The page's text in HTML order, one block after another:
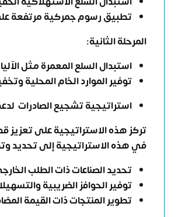
تطبيق رسوم جمركية مرتفعة
المرحلة الثانية:
استبدال السلع المعمرة مثل
توفير الموارد الخام المحلية
استراتيجية تشجيع الصادرات
تركز هذه الاستراتيجية على تعزيز
في هذه الاستراتيجية إلى تحديد
تحديد الصناعات ذات الطلب
توفير الحوافز الضريبية
تطوير المنتجات ذات القيمة